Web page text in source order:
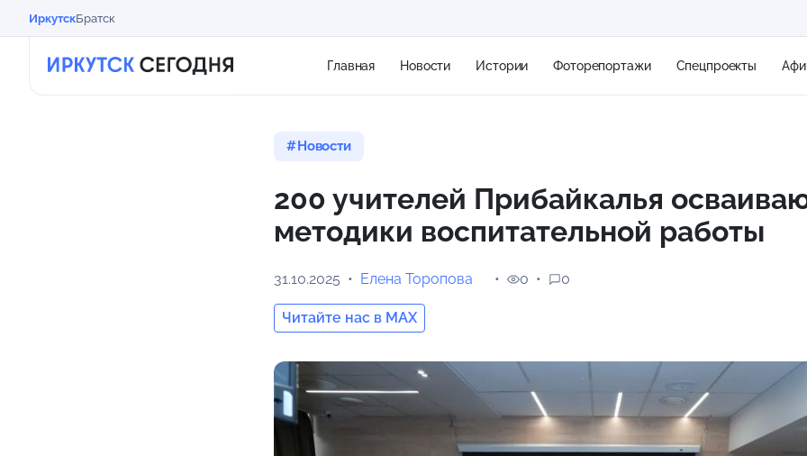
ИркутскБратск
Главная Новости Истории Фоторепортажи Спецпроекты
21 м/с
Новости
200 учителей Прибайкалья
методики воспитательной работы
31.10.2025 Елена Торопова
Читайте нас в MAX
0 0